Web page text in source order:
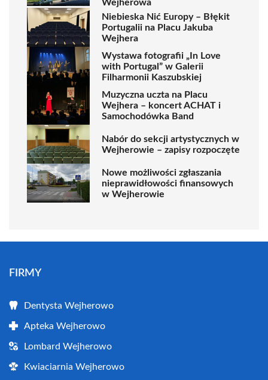
Wejherowa
Niebieska Nić Europy – Błękit
Portugalii na Placu Jakuba
Wejhera
Wystawa fotografii „In Love
with Portugal” w Galerii
Filharmonii Kaszubskiej
Muzyczna uczta na Placu
Wejhera – koncert ACHAT i
Samochodówka Band
Nabór do sekcji artystycznych w
Wejherowie – zapisy rozpoczęte
Nowe możliwości zgłaszania
nieprawidłowości finansowych
w Wejherowie
FIRMY
Dentysta Wejherowo
Apteka Wejherowo
Lombard Wejherowo
Kwiaciarnia Wejherowo